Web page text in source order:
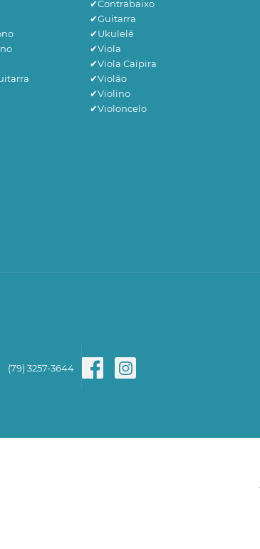
✔Contrabaixo
✔Guitarra
✔Ukulelê
✔Viola
✔Viola Caipira
✔Violão
✔Violino
✔Violoncelo
(79) 3257-3644